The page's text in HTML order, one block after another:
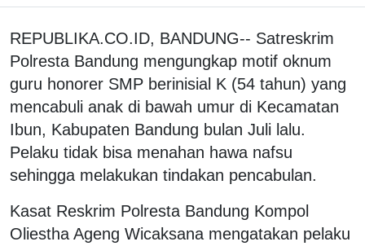
REPUBLIKA.CO.ID, BANDUNG-- Satreskrim
Polresta Bandung mengungkap motif oknum
guru honorer SMP berinisial K (54 tahun) yang
mencabuli anak di bawah umur di Kecamatan
Ibun, Kabupaten Bandung bulan Juli lalu.
Pelaku tidak bisa menahan hawa nafsu
sehingga melakukan tindakan pencabulan.
Kasat Reskrim Polresta Bandung Kompol
Oliestha Ageng Wicaksana mengatakan pelaku